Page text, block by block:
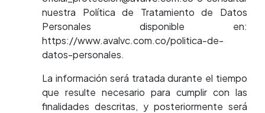
nuestra Política de Tratamiento de Datos
Personales disponible en:
https://www.avalvc.com.co/politica-de-
datos-personales.
La información será tratada durante el tiempo
que resulte necesario para cumplir con las
finalidades descritas, y posteriormente será